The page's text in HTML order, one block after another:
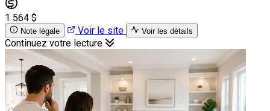
1 564 $
Note légale Voir le site Voir les détails
Continuez votre lecture